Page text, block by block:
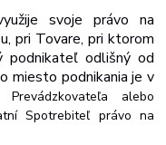
svoje právo na
pri Tovare, pri ktorom
podnikateľ odlišný od
miesto podnikaniaje v
Prevádzkovateľa alebo
Spotrebiteľ právo na